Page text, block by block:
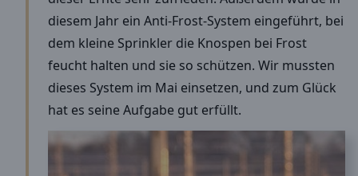
diesem Jahr ein Anti-Frost-System eingeführt, bei
dem kleine Sprinkler die Knospen bei Frost
feucht halten und sie so schützen. Wir mussten
dieses System im Mai einsetzen, und zum Glück
hat es seine Aufgabe gut erfüllt.